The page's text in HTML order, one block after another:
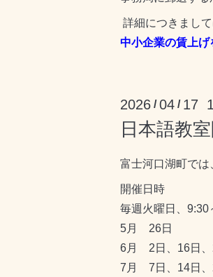
詳細につきまし
中小企業の賃上
2026 /04 / 17
日本語教
富士河口湖町で
開催日時
毎週火曜日、9:30
5月 26日
6月 2日、16日、
7月 7日、14日、